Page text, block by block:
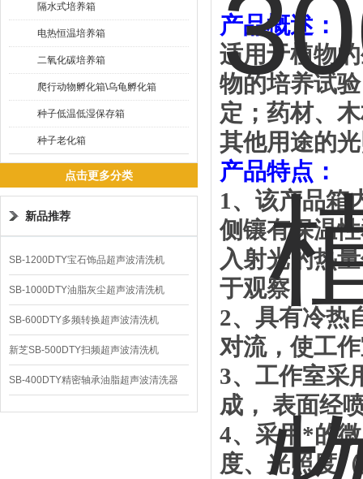
隔水式培养箱
电热恒温培养箱
二氧化碳培养箱
爬行动物孵化箱\乌龟孵化箱
种子低温低湿保存箱
种子老化箱
点击更多分类
新品推荐
SB-1200DTY宝石饰品超声波清洗机
SB-1000DTY油脂灰尘超声波清洗机
SB-600DTY多频转换超声波清洗机
新芝SB-500DTY扫频超声波清洗机
SB-400DTY精密轴承油脂超声波清洗器
产品概述：
适用于植物
物的培养试
定；药材、
其他用途的
产品特点：
1、 该产品箱
侧镶有保温
入射光的热
于观察。
2、 具有冷热
对流，使工
3、 工作室采
成， 表面经
4、 采用*的
度、光照度（